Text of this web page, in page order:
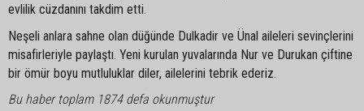
evlilik cüzdanını takdim etti.
Neşeli anlara sahne olan düğünde Dulkadir ve Ünal aileleri sevinçlerini
misafirleriyle paylaştı. Yeni kurulan yuvalarında Nur ve Durukan çiftine
bir ömür boyu mutluluklar diler, ailelerini tebrik ederiz.
Bu haber toplam 1874 defa okunmuştur